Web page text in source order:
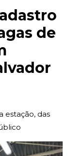
de
estação, das